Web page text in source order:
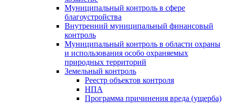
Муниципальный контроль в сфере
благоустройства
Внутренний муниципальный финансовый
контроль
Муниципальный контроль в области охраны
и использования особо охраняемых
природных территорий
Земельный контроль
Реестр объектов контроля
НПА
Программа причинения вреда (ущерба)